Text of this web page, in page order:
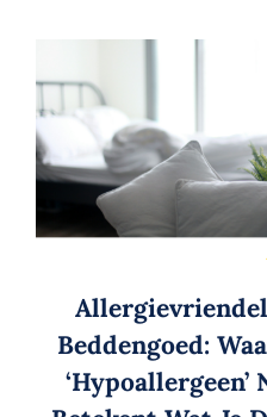
Beddengoed:
‘Hypoallergeen’